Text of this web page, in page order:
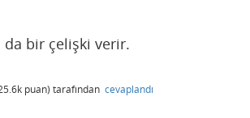
bir çelişki verir.
puan) tarafından cevaplandı